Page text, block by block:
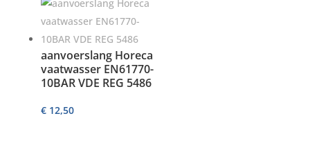
aanvoerslang Horeca
vaatwasser EN61770-
10BAR VDE REG 5486
€12,50